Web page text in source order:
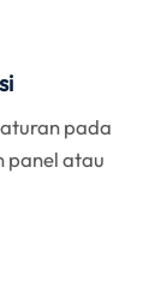
pada
panel atau